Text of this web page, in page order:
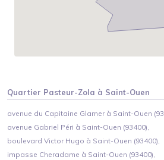
Quartier Pasteur-Zola à Saint-Ouen
avenue du Capitaine Glarner à Saint-Ouen
avenue Gabriel Péri à Saint-Ouen (93400),
boulevard Victor Hugo à Saint-Ouen (93400),
impasse Cheradame à Saint-Ouen (93400),